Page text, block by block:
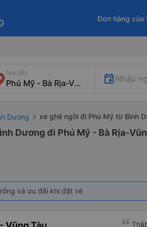
Đơn hàng của
Nơi đến
Nhập
Dương xe ghế ngồi đi Phú Mỹ từ Bình
Dương đi Phú Mỹ - Bà Rịa-
và ưu đãi khi đặt vé